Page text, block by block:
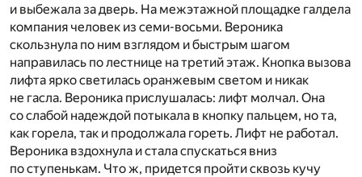
и выбежала за дверь. На межэтажной площадке галдела
компания человек из семи-восьми. Вероника
скользнула по ним взглядом и быстрым шагом
направилась по лестнице на третий этаж. Кнопка вызова
лифта ярко светилась оранжевым светом и никак
не гасла. Вероника прислушалась: лифт молчал. Она
со слабой надеждой потыкала в кнопку пальцем, но та,
как горела, так и продолжала гореть. Лифт не работал.
Вероника вздохнула и стала спускаться вниз
по ступенькам. Что ж, придется пройти сквозь кучу